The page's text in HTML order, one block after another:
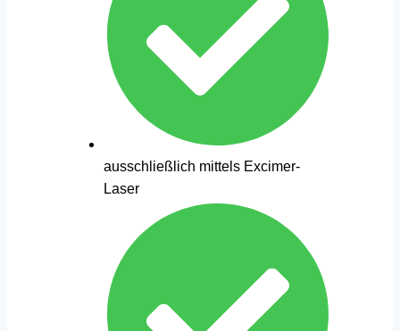
ausschließlich mittels Excimer-
Laser